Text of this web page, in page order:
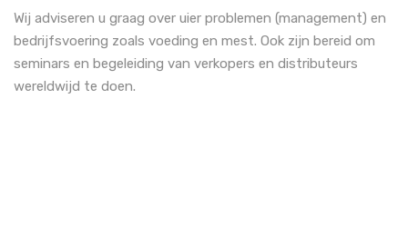
Wij adviseren u graag over uier problemen (management) en
bedrijfsvoering zoals voeding en mest. Ook zijn bereid om
seminars en begeleiding van verkopers en distributeurs
wereldwijd te doen.